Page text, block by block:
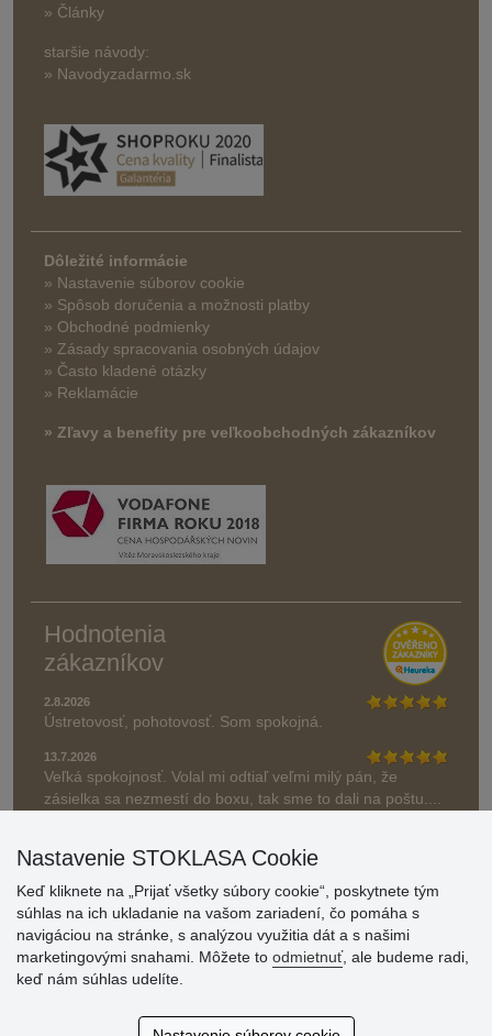
» Články
staršie návody:
» Navodyzadarmo.sk
Dôležité informácie
» Nastavenie súborov cookie
» Spôsob doručenia a možnosti platby
» Obchodné podmienky
» Zásady spracovania osobných údajov
» Často kladené otázky
» Reklamácie
» Zľavy a benefity pre veľkoobchodných zákazníkov
Hodnotenia
zákazníkov
2.8.2026
Ústretovosť, pohotovosť. Som spokojná.
13.7.2026
Veľká spokojnosť. Volal mi odtiaľ veľmi milý pán, že
zásielka sa nezmestí do boxu, tak sme to dali na poštu....
» Aktuálne 6948 recenzií
* Recenzie neoverujeme
Nastavenie STOKLASA Cookie
Keď kliknete na „Prijať všetky súbory cookie“, poskytnete tým
súhlas na ich ukladanie na vašom zariadení, čo pomáha s
navigáciou na stránke, s analýzou využitia dát a s našimi
marketingovými snahami. Môžete to odmietnuť, ale budeme radi,
keď nám súhlas udelíte.